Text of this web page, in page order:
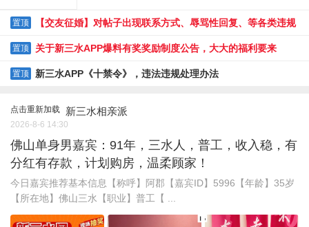
置顶 【交友征婚】对帖子出现联系方式、辱骂性回复、等各类违规
贴限时整改通知
置顶 关于新三水APP爆料有奖奖励制度公告，大大的福利要来
了......
置顶 新三水APP《十禁令》，违法违规处理办法
点击重新加载 新三水相亲派
2026-8-6 14:30
佛山单身男嘉宾：91年，三水人，普工，收入稳，有
分红有存款，计划购房，温柔顾家！
今日嘉宾推荐基本信息【称呼】阿郡【嘉宾ID】5996【年龄】35岁
【所在地】佛山三水【职业】普工【 ...